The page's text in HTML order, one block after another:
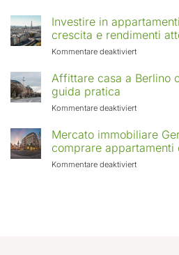
Investire in
crescita e rendimenti
Kommentare deaktiviertfür
in
Europa:
in
crescita
rendimenti
Affittare casa a Berlino
guida pratica
Kommentare deaktiviertfür
casa
a
Berlino
con
Mercato immobiliare
comprare appartamenti
Kommentare deaktiviertfür